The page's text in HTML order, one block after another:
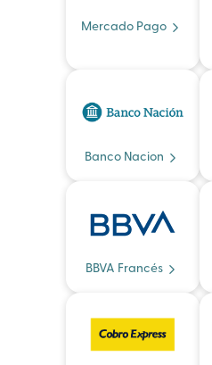
Mercado Pago
Banco Nacion
BBVA Francés